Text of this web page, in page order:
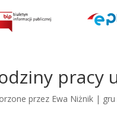
pracy
przez Ewa Niżnik |